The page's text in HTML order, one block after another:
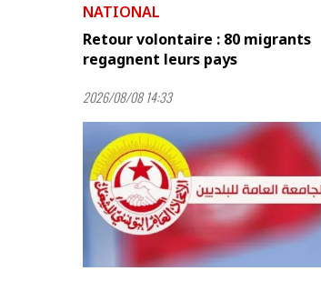
NATIONAL
Retour volontaire : 80 migrants
regagnent leurs pays
2026/08/08 14:33